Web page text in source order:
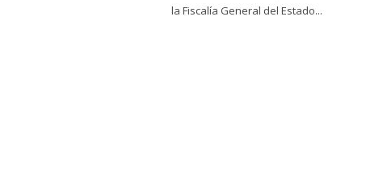
la Fiscalía General del Estado...